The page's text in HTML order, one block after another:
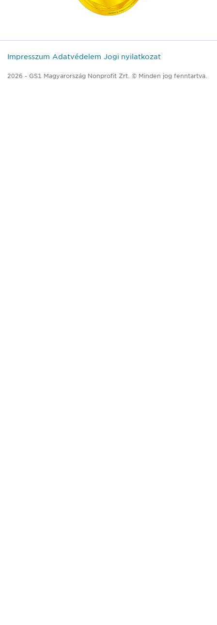
Impresszum Adatvédelem Jogi nyilatkozat
2026 - GS1 Magyarország Nonprofit Zrt. © Minden jog fenntartva.